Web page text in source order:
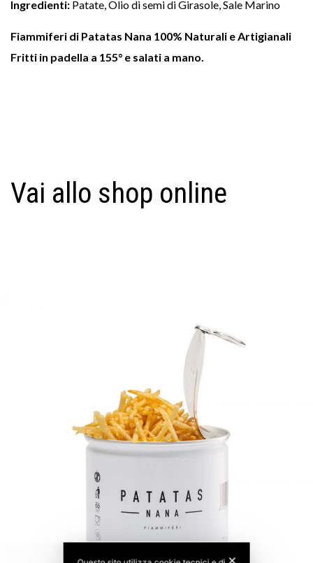
Ingredienti: Patate, Olio di semi di Girasole, Sale Marino
Fiammiferi di Patatas Nana 100% Naturali e Artigianali
Fritti in padella a 155° e salati a mano.
Vai allo shop online
✕